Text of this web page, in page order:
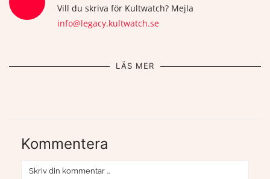
Vill du skriva för Kultwatch? Mejla
info@legacy.kultwatch.se
LÄS MER
Kommentera